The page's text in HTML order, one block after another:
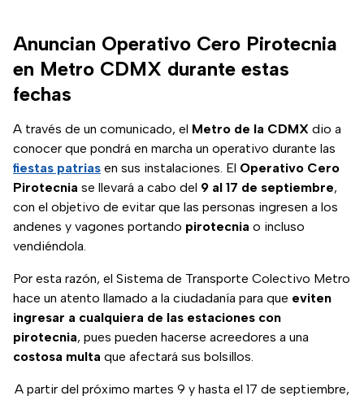
Anuncian Operativo Cero Pirotecnia
en Metro CDMX durante estas
fechas
A través de un comunicado, el Metro de la CDMX dio a
conocer que pondrá en marcha un operativo durante las
fiestas patrias en sus instalaciones. El Operativo Cero
Pirotecnia se llevará a cabo del 9 al 17 de septiembre,
con el objetivo de evitar que las personas ingresen a los
andenes y vagones portando pirotecnia o incluso
vendiéndola.
Por esta razón, el Sistema de Transporte Colectivo Metro
hace un atento llamado a la ciudadanía para que eviten
ingresar a cualquiera de las estaciones con
pirotecnia, pues pueden hacerse acreedores a una
costosa multa que afectará sus bolsillos.
A partir del próximo martes 9 y hasta el 17 de septiembre,